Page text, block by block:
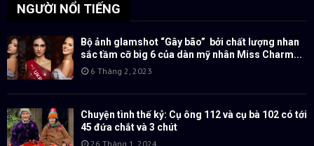
NGƯỜI NỔI TIẾNG
Bộ ảnh glamshot “Gây bão” bởi chất lượng nhan
sắc tầm cỡ big 6 của dàn mỹ nhân Miss Charm...
6 Tháng 2, 2023
Chuyện tình thế kỷ: Cụ ông 112 và cụ bà 102 có tới
45 đứa chắt và 3 chút
26 Tháng 1, 2024